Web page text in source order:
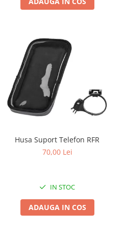
Husa Suport Telefon RFR
70,00 Lei
IN STOC
ADAUGA IN COS